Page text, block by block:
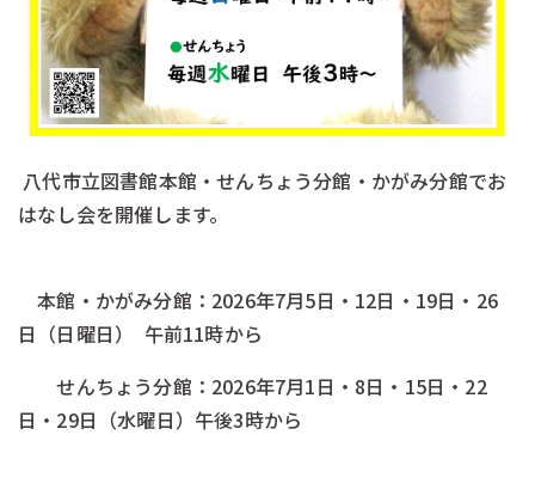
八代市立図書館本館・せんちょう分館・かがみ分館でお
はなし会を開催します。
本館・かがみ分館：2026年7月5日・12日・19日・26
日（日曜日） 午前11時から
せんちょう分館：2026年7月1日・8日・15日・22
日・29日（水曜日）午後3時から